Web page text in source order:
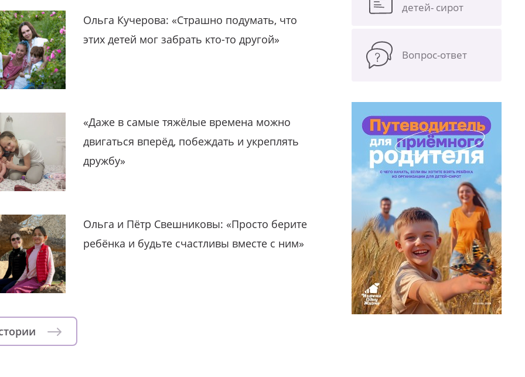
Ольга Кучерова: «Страшно подумать, что
этих детей мог забрать кто-то другой»
«Даже в самые тяжёлые времена можно
двигаться вперёд, побеждать и укреплять
дружбу»
Ольга и Пётр Свешниковы: «Просто берите
ребёнка и будьте счастливы вместе с ним»
детей- сирот
Вопрос-ответ